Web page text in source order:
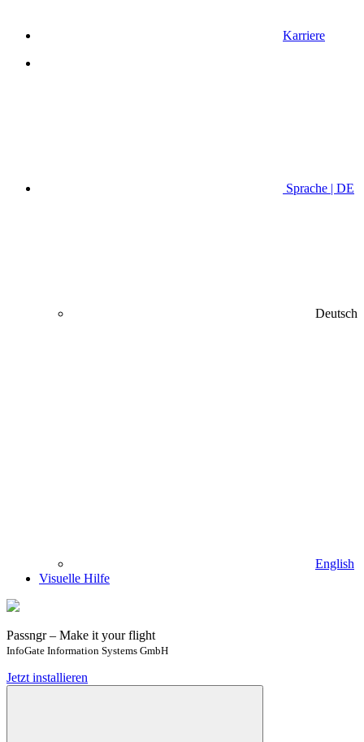
Karriere
Sprache | DE
Deutsch
English
Visuelle Hilfe
Passngr – Make it your flight
InfoGate Information Systems GmbH
Jetzt installieren